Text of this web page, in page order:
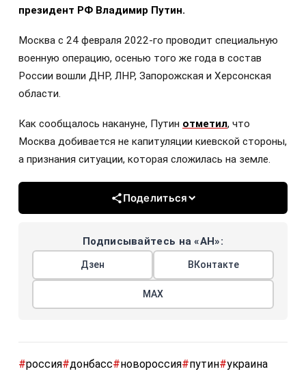
президент РФ Владимир Путин.
Москва с 24 февраля 2022-го проводит специальную
военную операцию, осенью того же года в состав
России вошли ДНР, ЛНР, Запорожская и Херсонская
области.
Как сообщалось накануне, Путин отметил, что
Москва добивается не капитуляции киевской стороны,
а признания ситуации, которая сложилась на земле.
Поделиться
Подписывайтесь на «АН»:
Дзен ВКонтакте
МАХ
#россия#донбасс#новороссия#путин#украина